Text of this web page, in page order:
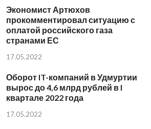
Экономист Артюхов
прокомментировал ситуацию с
оплатой российского газа
странами ЕС
17.05.2022
Оборот IT-компаний в Удмуртии
вырос до 4,6 млрд рублей в I
квартале 2022 года
17.05.2022